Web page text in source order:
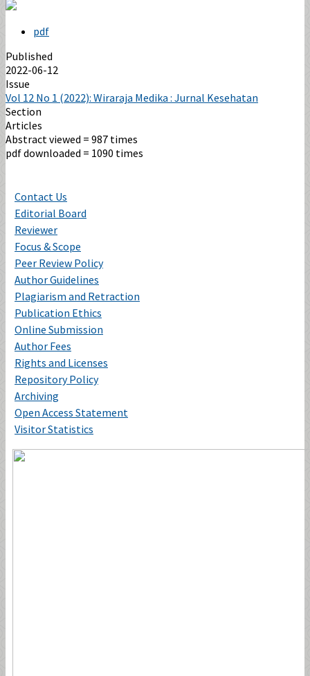
pdf
Published
2022-06-12
Issue
Vol 12 No 1 (2022): Wiraraja Medika : Jurnal Kesehatan
Section
Articles
Abstract viewed = 987 times
pdf downloaded = 1090 times
Contact Us
Editorial Board
Reviewer
Focus & Scope
Peer Review Policy
Author Guidelines
Plagiarism and Retraction
Publication Ethics
Online Submission
Author Fees
Rights and Licenses
Repository Policy
Archiving
Open Access Statement
Visitor Statistics